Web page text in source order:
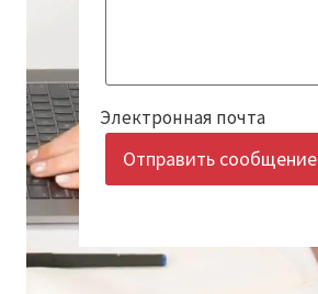
Электронная почта
Отправить сообщение